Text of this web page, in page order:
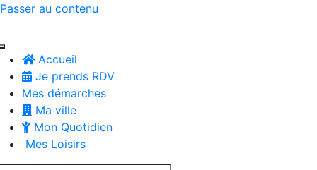
Passer au contenu
Accueil
Je prends RDV
Mes démarches
Ma ville
Mon Quotidien
Mes Loisirs